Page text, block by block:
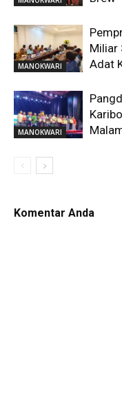
MANOKWARI
Miliar
Adat
MANOKWARI
Komentar Anda